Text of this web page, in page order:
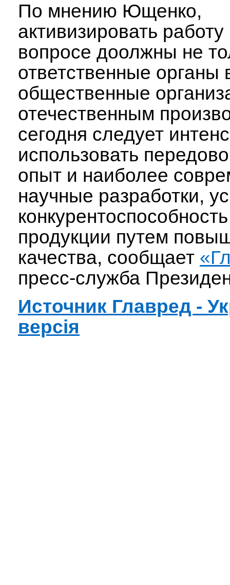
По мнению Ющенко,
активизировать
вопросе доолжны не
ответственные органы
общественные
отечественным
сегодня следует
использовать
опыт и наиболее
научные разработки,
продукции путем
качества, сообщает
пресс-служба
Источник Главред -
версiя